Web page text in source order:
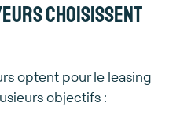
choisissent
optent pour le leasing
objectifs :